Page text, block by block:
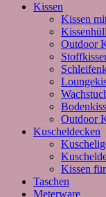
Kissen
Kissen
Outdoor
Outdoor
Kuscheldecken
Kissen
Taschen
Meterware